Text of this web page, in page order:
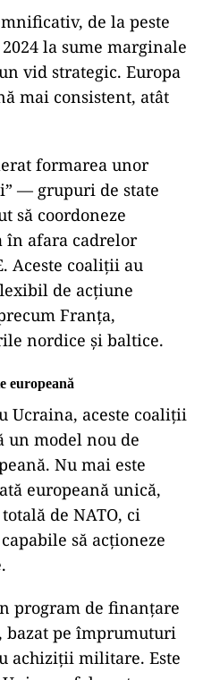
de la peste
la sume marginale
vid strategic. Europa
mai consistent, atât
formarea unor
— grupuri de state
să coordoneze
afara cadrelor
Aceste coaliții au
de acțiune
Franța,
nordice și baltice.
europeană
Ucraina, aceste coaliții
un model nou de
Nu mai este
europeană unică,
de NATO, ci
să acționeze
program de finanțare
bazat pe împrumuturi
achiziții militare. Este